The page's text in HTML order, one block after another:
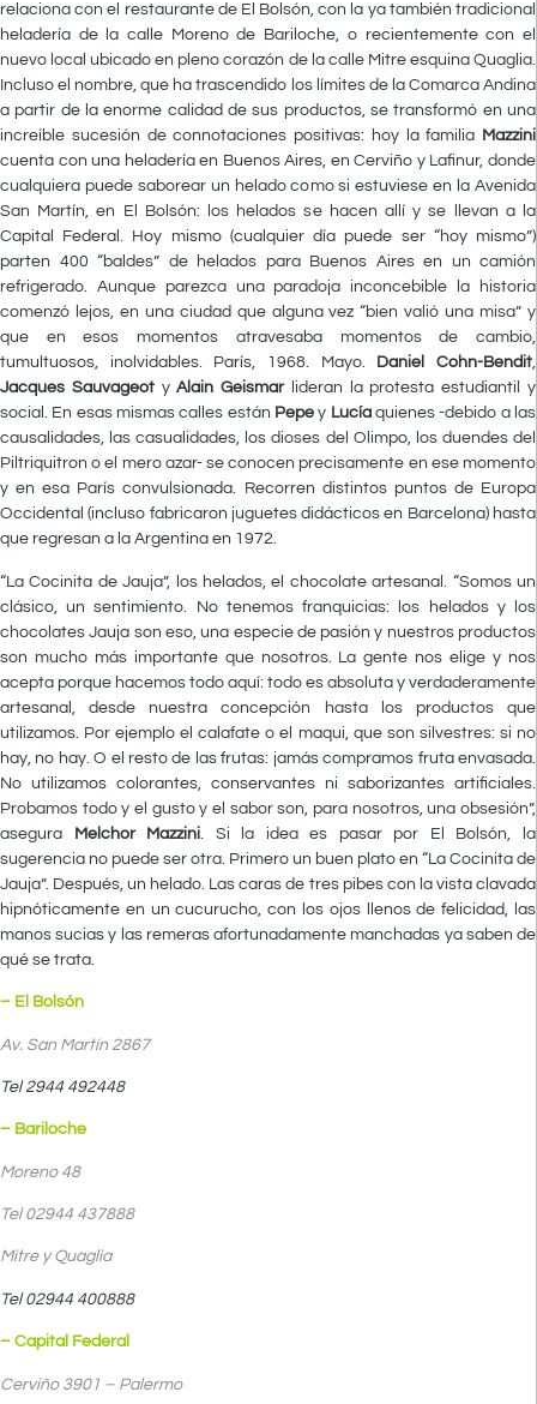
relaciona con el restaurante de El Bolsón, con la ya también tradicional
heladería de la calle Moreno de Bariloche, o recientemente con el
nuevo local ubicado en pleno corazón de la calle Mitre esquina Quaglia.
Incluso el nombre, que ha trascendido los límites de la Comarca Andina
a partir de la enorme calidad de sus productos, se transformó en una
increíble sucesión de connotaciones positivas: hoy la familia Mazzini
cuenta con una heladería en Buenos Aires, en Cerviño y Lafinur, donde
cualquiera puede saborear un helado como si estuviese en la Avenida
San Martín, en El Bolsón: los helados se hacen allí y se llevan a la
Capital Federal. Hoy mismo (cualquier día puede ser “hoy mismo”)
parten 400 “baldes” de helados para Buenos Aires en un camión
refrigerado. Aunque parezca una paradoja inconcebible la historia
comenzó lejos, en una ciudad que alguna vez “bien valió una misa” y
que en esos momentos atravesaba momentos de cambio,
tumultuosos, inolvidables. París, 1968. Mayo.
Daniel Cohn-Bendit,
Jacques Sauvageot yAlain Geismar
lideran la protesta estudiantil y
social. En esas mismas calles están Pepey Lucíaquienes -debido a las
causalidades, las casualidades, los dioses del Olimpo, los duendes del
Piltriquitron o el mero azar- se conocen precisamente en ese momento
y en esa París convulsionada. Recorren distintos puntos de Europa
Occidental (incluso fabricaron juguetes didácticos en Barcelona) hasta
que regresan a la Argentina en 1972.
“La Cocinita de Jauja”, los helados, el chocolate artesanal. “Somos un
clásico, un sentimiento. No tenemos franquicias: los helados y los
chocolates Jauja son eso, una especie de pasión y nuestros productos
son mucho más importante que nosotros. La gente nos elige y nos
acepta porque hacemos todo aquí: todo es absoluta y verdaderamente
artesanal, desde nuestra concepción hasta los productos que
utilizamos. Por ejemplo el calafate o el maqui, que son silvestres: si no
hay, no hay. O el resto de las frutas: jamás compramos fruta envasada.
No utilizamos colorantes, conservantes ni saborizantes artificiales.
Probamos todo y el gusto y el sabor son, para nosotros, una obsesión”,
asegura
Melchor Mazzini . Si la idea es pasar por El Bolsón, la
sugerencia no puede ser otra. Primero un buen plato en “La Cocinita de
Jauja”. Después, un helado. Las caras de tres pibes con la vista clavada
hipnóticamente en un cucurucho, con los ojos llenos de felicidad, las
manos sucias y las remeras afortunadamente manchadas ya saben de
qué se trata.
– El Bolsón
Av. San Martín 2867
Tel 2944 492448
– Bariloche
Moreno 48
Tel 02944 437888
Mitre y Quaglia
Tel 02944 400888
– Capital Federal
Cerviño 3901 – Palermo